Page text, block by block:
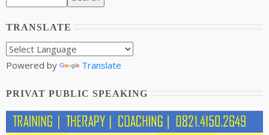
TRANSLATE
Powered by Translate
PRIVAT PUBLIC SPEAKING